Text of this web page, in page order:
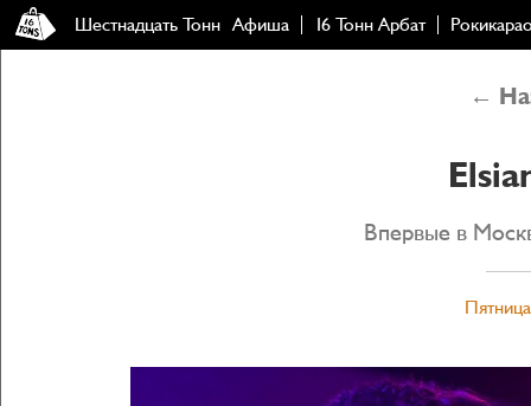
Шестнадцать Тонн Афиша 16 Тонн Арбат
←
Впервые в